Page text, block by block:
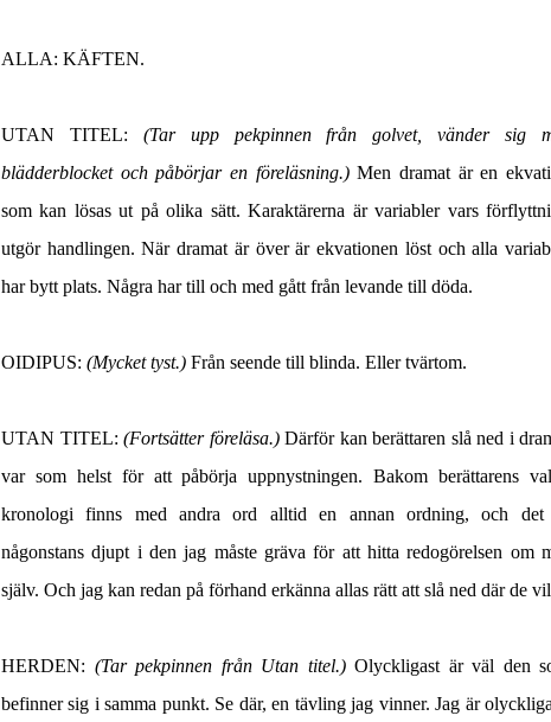
ALLA: KÄFTEN.
UTAN TITEL:
(Tar upp pekpinnen från golvet, vänder sig
blädderblocket och påbörjar en föreläsning.)Men dramat är en
som kan lösas ut på olika sätt. Karaktärerna är variabler vars
utgör handlingen. När dramat är över är ekvationen löst och alla
har bytt plats. Några har till och med gått från levande till döda.
OIDIPUS: (Mycket tyst.) Från seende till blinda. Eller tvärtom.
UTAN TITEL: (Fortsätter föreläsa.)Därför kan berättaren slå ned i
var som helst för att påbörja uppnystningen. Bakom berättarens
kronologi finns med andra ord alltid en annan ordning, och det
någonstans djupt i den jag måste gräva för att hitta redogörelsen om
själv. Och jag kan redan på förhand erkänna allas rätt att slå ned där de
HERDEN: (Tar pekpinnen från Utan titel.)Olyckligast är väl den
befinner sig i samma punkt. Se där, en tävling jag vinner. Jag är